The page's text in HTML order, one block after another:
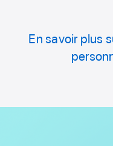
En savoir plus